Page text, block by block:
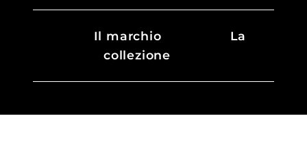
Il marchio
La
collezione